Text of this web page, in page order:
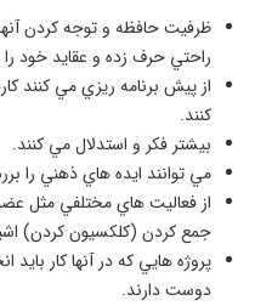
ظرفيت حافظه و توجه كردن
راحتي حرف زده و عقايد خود را
از پيش برنامه ريزي مي كنند
كنند.
بيشتر فكر و استدلال مي كنند.
مي توانند ايده هاي ذهني را
از فعاليت هاي مختلفي مثل
جمع كردن (كلكسيون كردن)
پروژه هايي كه در آنها كار
دوست دارند.